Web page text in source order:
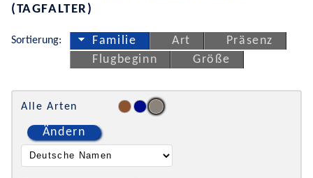
(TAGFALTER)
Sortierung: Familie Art
Präsenz
Flugbeginn
Größe
Alle Arten
Ändern